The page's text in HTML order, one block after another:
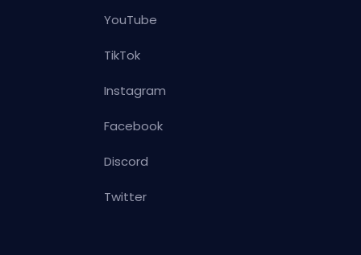
YouTube
TikTok
Instagram
Facebook
Discord
Twitter